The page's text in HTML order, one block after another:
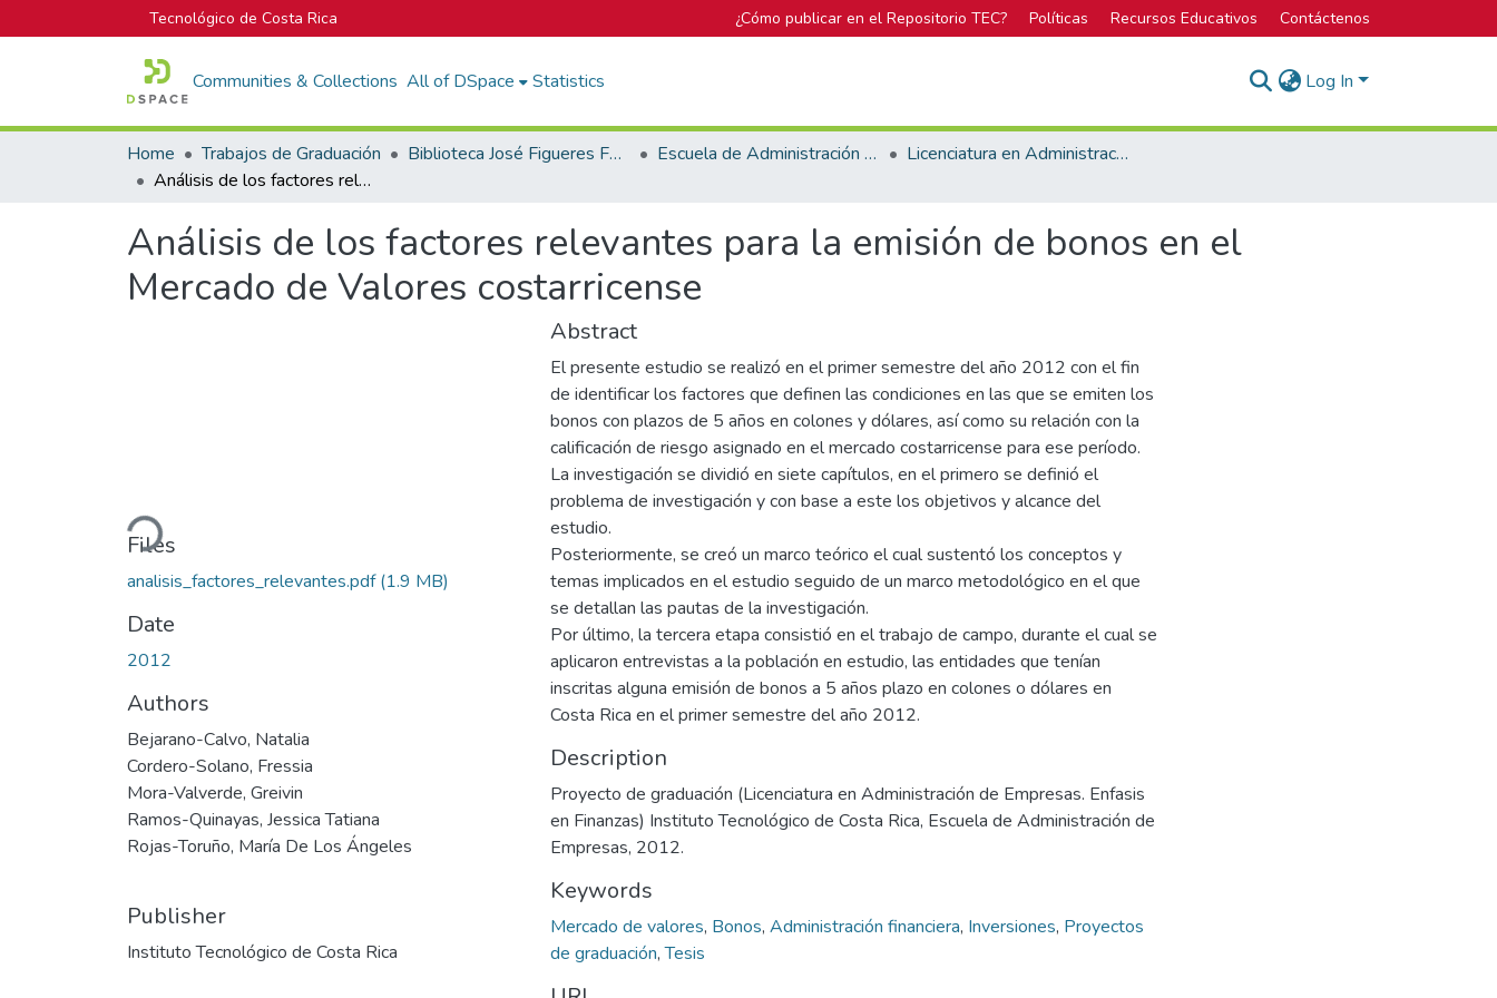
Tecnológico de Costa Rica ¿Cómo publicar en el Repositorio TEC? Políticas Recursos Educativos Contáctenos
Communities & Collections All of DSpace Statistics Log In
Home Trabajos de Graduación Biblioteca José Figueres Ferrer Escuela de Administración de Empresas
Licenciatura en Administración de Empresas
Análisis de los factores relevantes para la emisión de bonos en el Mercado de Valores costarricense
Análisis de los factores relevantes para la emisión de bonos en el
Mercado de Valores costarricense
Loading...
Files
analisis_factores_relevantes.pdf(1.9 MB)
Date
2012
Authors
Bejarano-Calvo, Natalia
Cordero-Solano, Fressia
Mora-Valverde, Greivin
Ramos-Quinayas, Jessica Tatiana
Rojas-Toruño, María De Los Ángeles
Publisher
Instituto Tecnológico de Costa Rica
Abstract
El presente estudio se realizó en el primer semestre del año 2012 con el fin
de identificar los factores que definen las condiciones en las que se emiten los
bonos con plazos de 5 años en colones y dólares, así como su relación con la
calificación de riesgo asignado en el mercado costarricense para ese período.
La investigación se dividió en siete capítulos, en el primero se definió el
problema de investigación y con base a este los objetivos y alcance del
estudio.
Posteriormente, se creó un marco teórico el cual sustentó los conceptos y
temas implicados en el estudio seguido de un marco metodológico en el que
se detallan las pautas de la investigación.
Por último, la tercera etapa consistió en el trabajo de campo, durante el cual se
aplicaron entrevistas a la población en estudio, las entidades que tenían
inscritas alguna emisión de bonos a 5 años plazo en colones o dólares en
Costa Rica en el primer semestre del año 2012.
Description
Proyecto de graduación (Licenciatura en Administración de Empresas. Enfasis
en Finanzas) Instituto Tecnológico de Costa Rica, Escuela de Administración de
Empresas, 2012.
Keywords
Mercado de valores, Bonos, Administración financiera, Inversiones, Proyectos
de graduación,Tesis